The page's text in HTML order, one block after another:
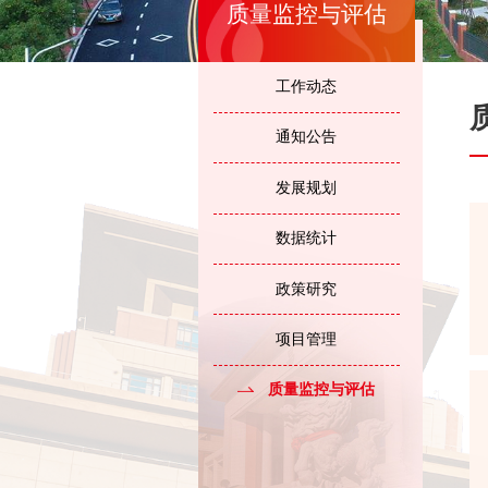
质量监控与评估
工作动态
通知公告
发展规划
数据统计
政策研究
项目管理
质量监控与评估